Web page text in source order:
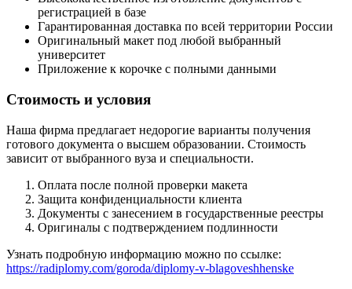
регистрацией в базе
Гарантированная доставка по всей территории России
Оригинальный макет под любой выбранный
университет
Приложение к корочке с полными данными
Стоимость и условия
Наша фирма предлагает недорогие варианты получения
готового документа о высшем образовании. Стоимость
зависит от выбранного вуза и специальности.
Оплата после полной проверки макета
Защита конфиденциальности клиента
Документы с занесением в государственные реестры
Оригиналы с подтверждением подлинности
Узнать подробную информацию можно по ссылке:
https://radiplomy.com/goroda/diplomy-v-blagoveshhenske